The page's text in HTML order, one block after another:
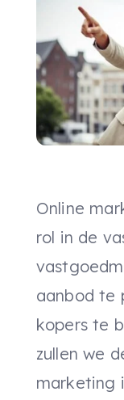
Online
rol in de
aanbod te
kopers te
zullen we
marketing